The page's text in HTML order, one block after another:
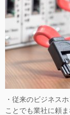
・従来のビジネス
ことでも業社に頼